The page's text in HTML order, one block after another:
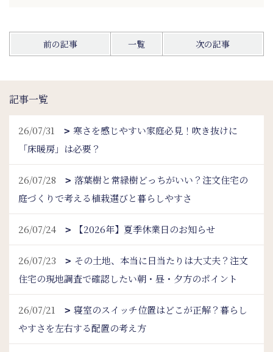
前の記事 一覧 次の記事
記事一覧
26/07/31
寒さを感じやすい家庭必見！吹き抜けに
「床暖房」は必要？
26/07/28
落葉樹と常緑樹どっちがいい？注文住宅の
庭づくりで考える植栽選びと暮らしやすさ
26/07/24 【2026年】夏季休業日のお知らせ
26/07/23
その土地、本当に日当たりは大丈夫？注文
住宅の現地調査で確認したい朝・昼・夕方のポイント
26/07/21
寝室のスイッチ位置はどこが正解？暮らし
やすさを左右する配置の考え方